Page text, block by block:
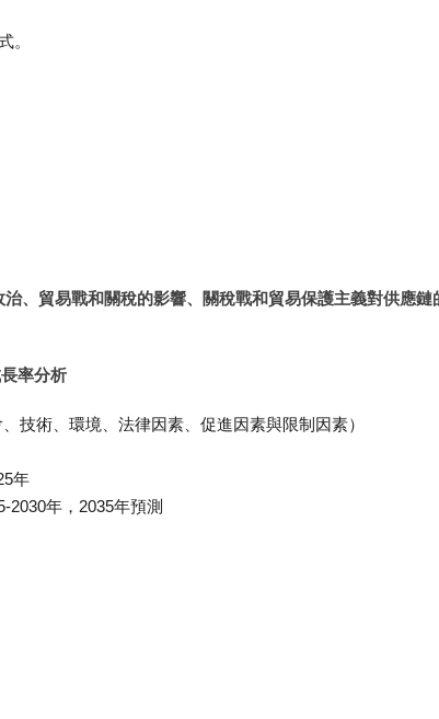
。
、貿易戰和關稅的影響、關稅戰和貿易保護主義對供應鏈
率分析
技術、環境、法律因素、促進因素與限制因素）
年
2030年，2035年預測